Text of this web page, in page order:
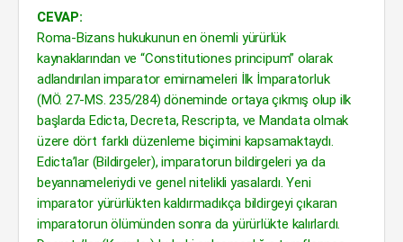
CEVAP:
Roma-Bizans hukukunun en önemli yürürlük
kaynaklarından ve “Constitutiones principum” olarak
adlandırılan imparator emirnameleri İlk İmparatorluk
(MÖ. 27-MS. 235/284) döneminde ortaya çıkmış olup ilk
başlarda Edicta, Decreta, Rescripta, ve Mandata olmak
üzere dört farklı düzenleme biçimini kapsamaktaydı.
Edicta’lar (Bildirgeler), imparatorun bildirgeleri ya da
beyannameleriydi ve genel nitelikli yasalardı. Yeni
imparator yürürlükten kaldırmadıkça bildirgeyi çıkaran
imparatorun ölümünden sonra da yürürlükte kalırlardı.